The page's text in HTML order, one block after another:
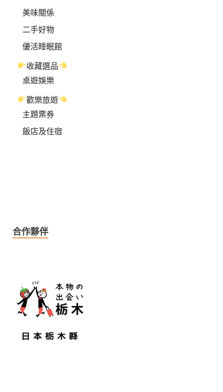
美味關係
二手好物
優活睡眠館
收藏選品
桌遊娛樂
歡樂旅遊
主題票券
飯店及住宿
合作夥伴